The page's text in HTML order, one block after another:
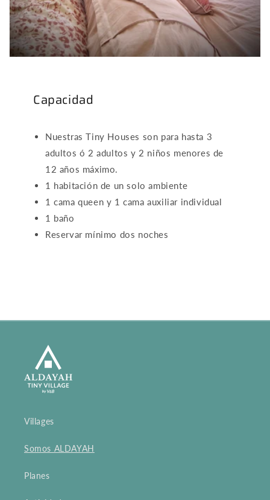
Capacidad
Nuestras Tiny Houses son para hasta 3
adultos ó 2 adultos y 2 niños menores de
12 años máximo.
1 habitación de un solo ambiente
1 cama queen y 1 cama auxiliar individual
1 baño
Reservar mínimo dos noches
Villages
Somos ALDAYAH
Planes